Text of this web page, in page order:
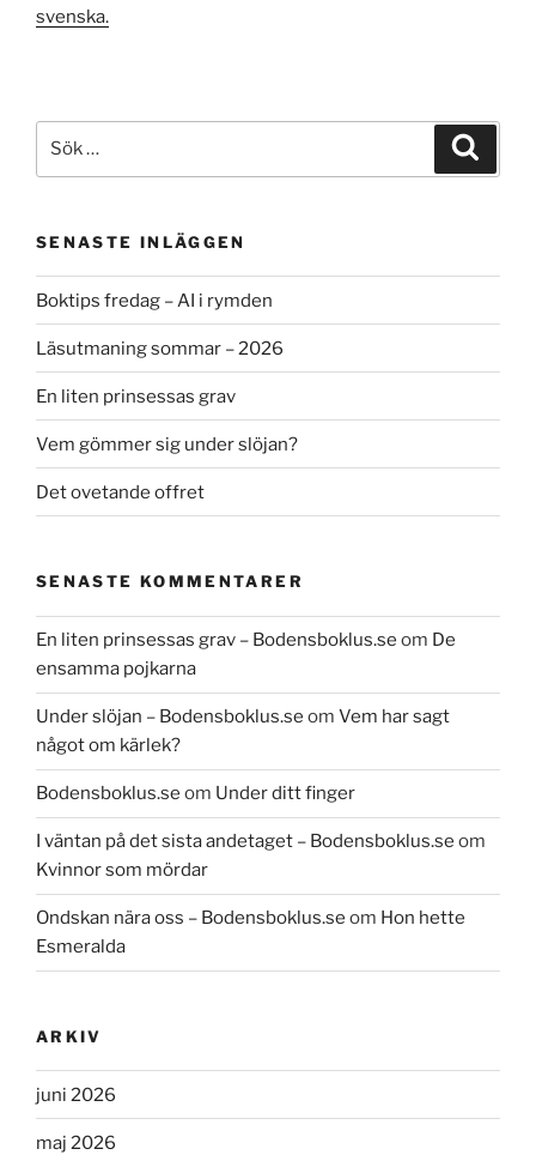
svenska.
efter:
SENASTE INLÄGGEN
Boktips fredag – AI i rymden
Läsutmaning sommar – 2026
En liten prinsessas grav
Vem gömmer sig under slöjan?
Det ovetande offret
SENASTE KOMMENTARER
En liten prinsessas grav – Bodensboklus.se om De
ensamma pojkarna
Under slöjan – Bodensboklus.se om Vem har sagt
något om kärlek?
Bodensboklus.se om Under ditt finger
I väntan på det sista andetaget – Bodensboklus.se om
Kvinnor som mördar
Ondskan nära oss – Bodensboklus.se om Hon hette
Esmeralda
ARKIV
juni 2026
maj 2026